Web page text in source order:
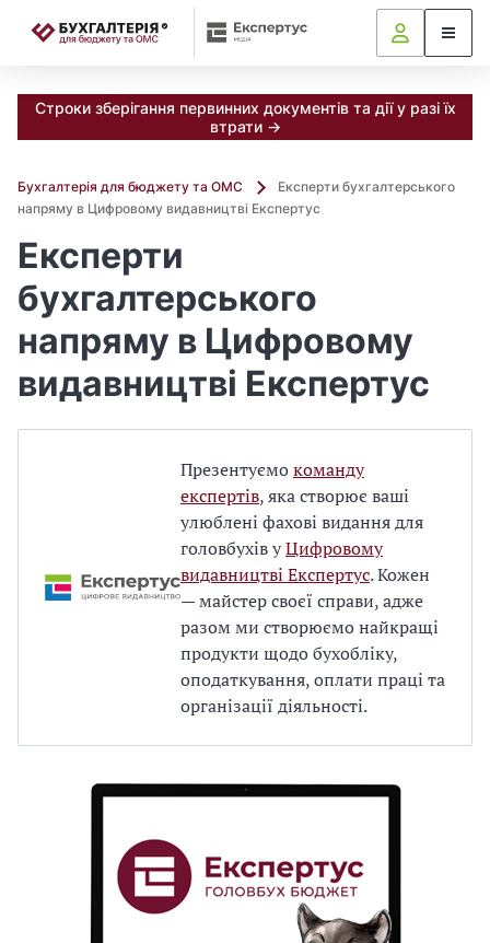
Строки зберігання первинних документів та дії у разі їх
втрати →
Бухгалтерія для бюджету та ОМС
Експерти бухгалтерського
напряму в Цифровому видавництві Експертус
Експерти
бухгалтерського
напряму в Цифровому
видавництві Експертус
Презентуємокоманду
експертів, яка створює ваші
улюблені фахові видання для
головбухів уЦифровому
видавництві Експертус. Кожен
— майстер своєї справи, адже
разом ми створюємо найкращі
продукти щодо бухобліку,
оподаткування, оплати праці та
організації діяльності.